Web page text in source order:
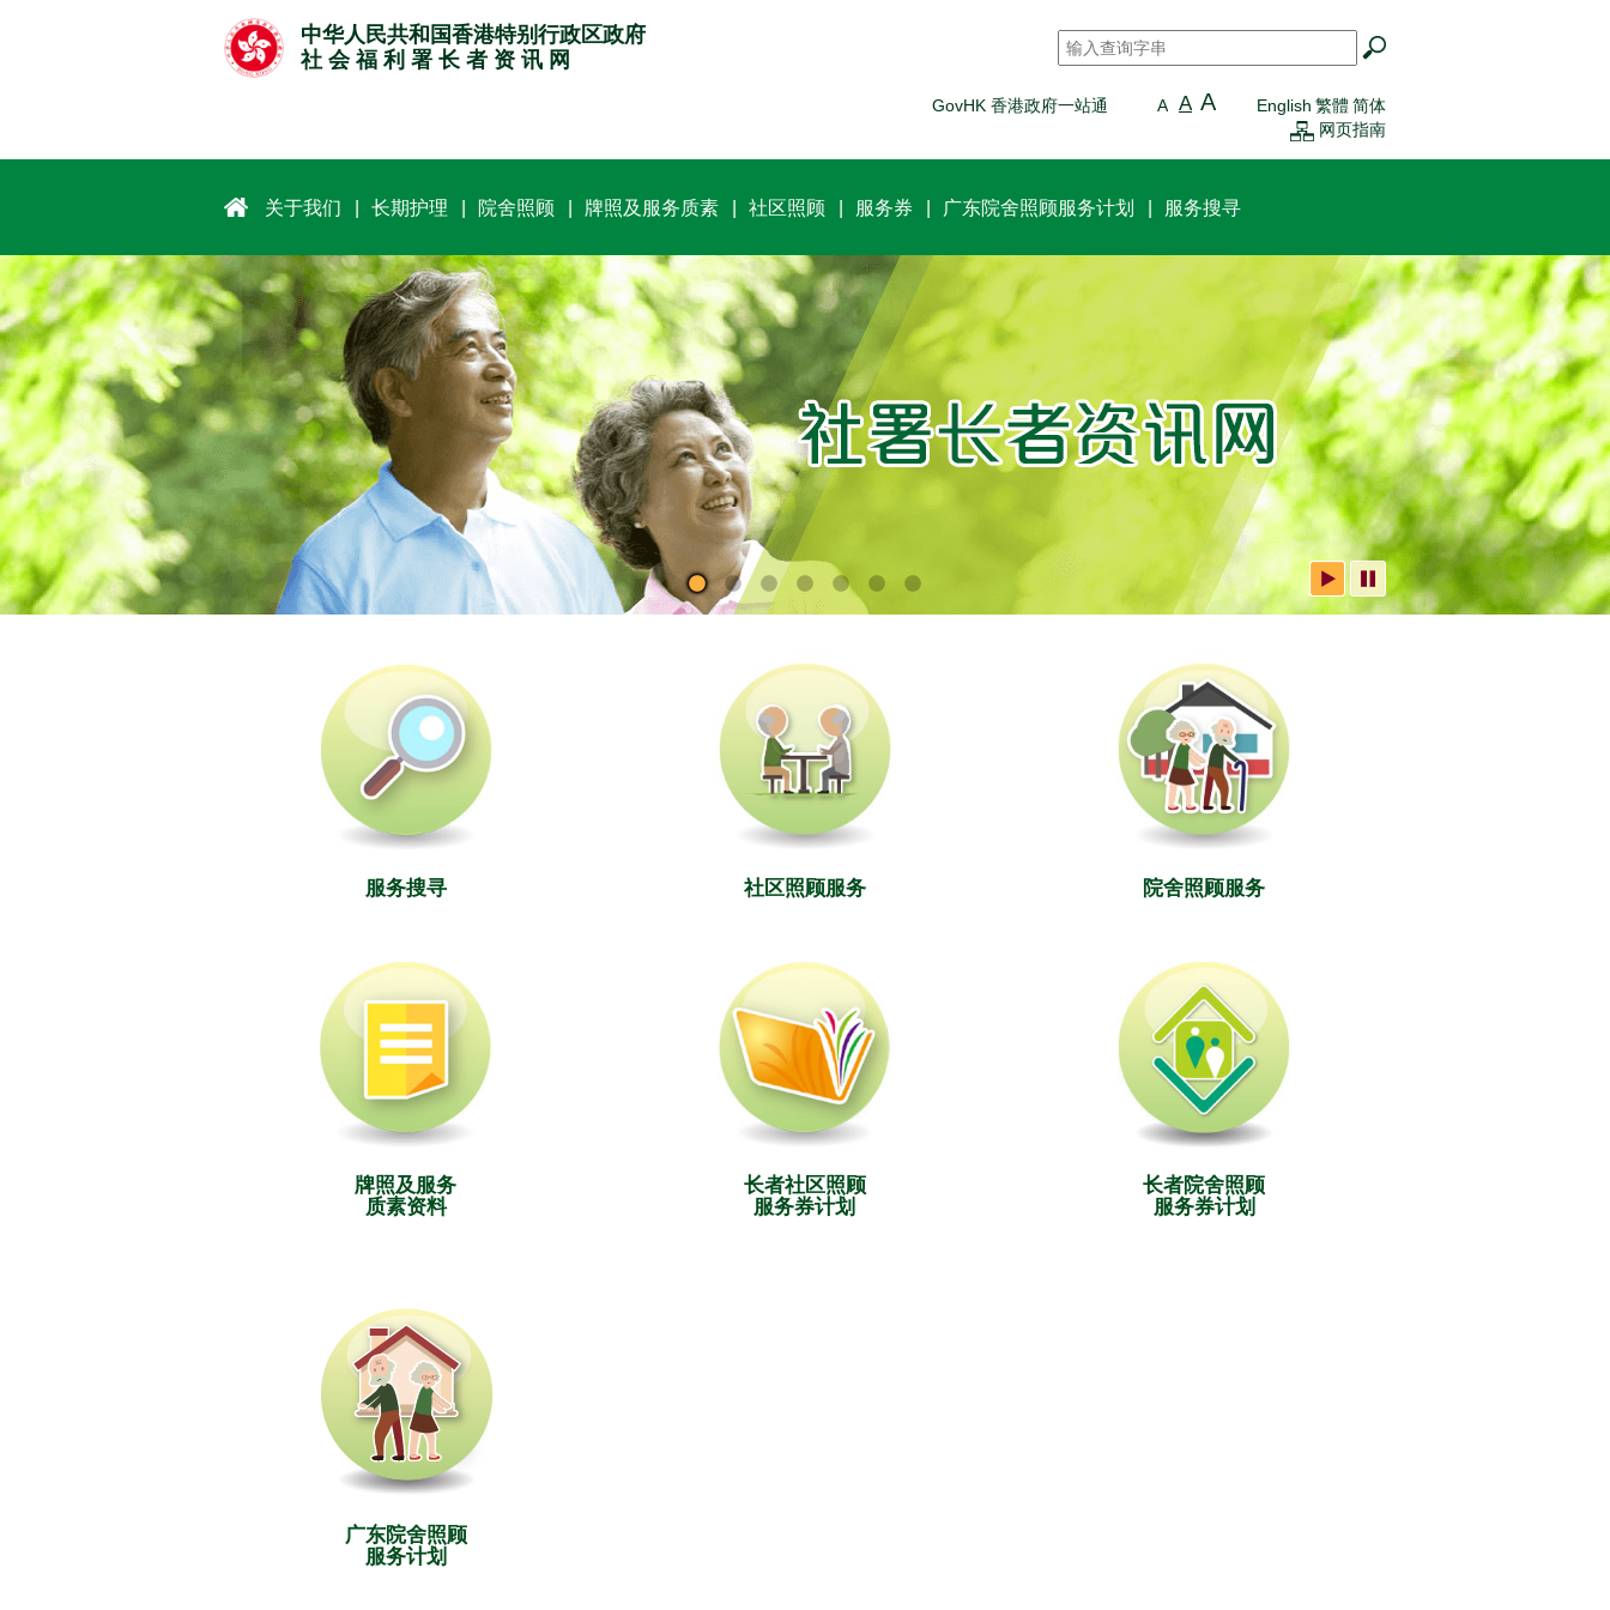
中华人民共和国香港特别行政区政府
社 会 福 利 署 长 者 资 讯 网
搜寻 *
GovHK 香港政府一站通 A A A English 繁體 简体
网页指南
关于我们 长期护理 院舍照顾 牌照及服务质素 社区照顾 服务券 广东院舍照顾服务计划 服务搜寻
服务搜寻 社区照顾服务 院舍照顾服务
牌照及服务
质素资料
长者社区照顾
服务券计划
长者院舍照顾
服务券计划
广东院舍照顾
服务计划